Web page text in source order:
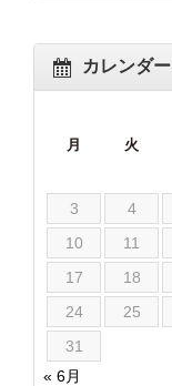
カレンダー
月 火
3
4
10
11
17
18
24
25
31
« 6月